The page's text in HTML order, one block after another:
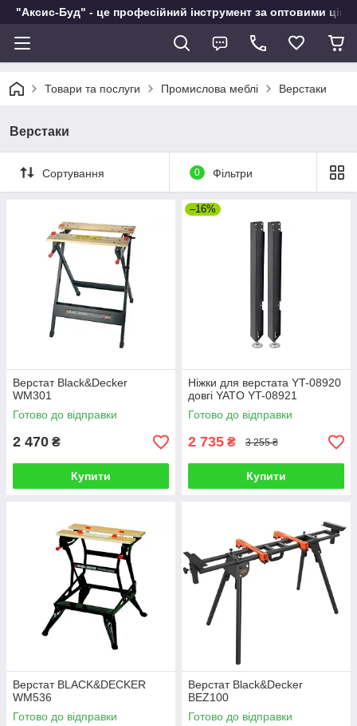
"Аксис-Буд" - це професійний інструмент за оптовими
Товари та послуги Промислова меблі Верстаки
Верстаки
Сортування 0 Фільтри
Верстат Black&Decker
WM301
Готово до відправки
2 470 ₴
Купити
–16%
Ніжки для верстата YT-08920
довгі YATO YT-08921
Готово до відправки
2 735 ₴ 3 255 ₴
Купити
Верстат BLACK&DECKER
WM536
Готово до відправки
Верстат Black&Decker
BEZ100
Готово до відправки